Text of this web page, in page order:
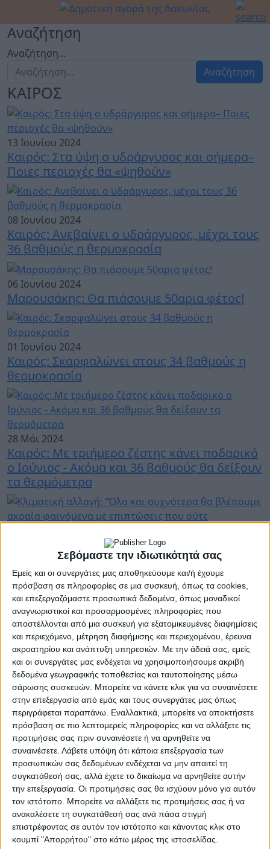
Σεβόμαστε την ιδιωτικότητά σας
Εμείς και οι συνεργάτες μας αποθηκεύουμε και/ή έχουμε
πρόσβαση σε πληροφορίες σε μια συσκευή, όπως τα cookies,
και επεξεργαζόμαστε προσωπικά δεδομένα, όπως μοναδικοί
αναγνωριστικοί και προσαρμοσμένες πληροφορίες που
αποστέλλονται από μια συσκευή για εξατομικευμένες διαφημίσεις
και περιεχόμενο, μέτρηση διαφήμισης και περιεχομένου, έρευνα
ακροατηρίου και ανάπτυξη υπηρεσιών. Με την άδειά σας, εμείς
και οι συνεργάτες μας ενδέχεται να χρησιμοποιήσουμε ακριβή
δεδομένα γεωγραφικής τοποθεσίας και ταυτοποίησης μέσω
σάρωσης συσκευών. Μπορείτε να κάνετε κλικ για να συναινέσετε
στην επεξεργασία από εμάς και τους συνεργάτες μας όπως
περιγράφεται παραπάνω. Εναλλακτικά, μπορείτε να αποκτήσετε
πρόσβαση σε πιο λεπτομερείς πληροφορίες και να αλλάξετε τις
προτιμήσεις σας πριν συναινέσετε ή να αρνηθείτε να
συναινέσετε. Λάβετε υπόψη ότι κάποια επεξεργασία των
προσωπικών σας δεδομένων ενδέχεται να μην απαιτεί τη
συγκατάθεσή σας, αλλά έχετε το δικαίωμα να αρνηθείτε αυτήν
την επεξεργασία. Οι προτιμήσεις σας θα ισχύουν μόνο για αυτόν
τον ιστότοπο. Μπορείτε να αλλάξετε τις προτιμήσεις σας ή να
ανακαλέσετε τη συγκατάθεσή σας ανά πάσα στιγμή
επιστρέφοντας σε αυτόν τον ιστότοπο και κάνοντας κλικ στο
κουμπί "Απορρήτου" στο κάτω μέρος της ιστοσελίδας.
Αναζήτηση
Αναζήτηση...
Αναζήτηση
ΚΑΙΡΟΣ
13 Ιουνίου 2024
Καιρός: Στα ύψη ο υδράργυρος και σήμερα–
Ποιες περιοχές θα «ψηθούν»
08 Ιουνίου 2024
Καιρός: Ανεβαίνει ο υδράργυρος, μέχρι τους
36 βαθμούς η θερμοκρασία
06 Ιουνίου 2024
Μαρουσάκης: Θα πιάσουμε 50αρια φέτος!
01 Ιουνίου 2024
Kαιρός: Σκαρφαλώνει στους 34 βαθμούς η
θερμοκρασία
28 Μάι 2024
Καιρός: Με τριήμερο ζέστης κάνει ποδαρικό
ο Ιούνιος - Ακόμα και 36 βαθμούς θα δείξουν
τα θερμόμετρα
Κλιματική αλλαγή: “Όλο και συχνότερα θα
βλέπουμε ακραία φαινόμενα με επιπτώσεις
που ούτε φανταζόμαστε”
25 Μάι 2024
Βροχερός ο καιρός μέχρι τέλη Μαΐου – Τι
ισχύει για Αθήνα & Θεσσαλονίκη
24 Μάι 2024
Καιρός: Έρχεται το φαινόμενο της ψυχρής
λίμνης - Ποιες περιοχές θα επηρεαστούν
17 Μάι 2024
Καιρός: Στους 32 βαθμούς ο υδράργυρος
10 Μάι 2024